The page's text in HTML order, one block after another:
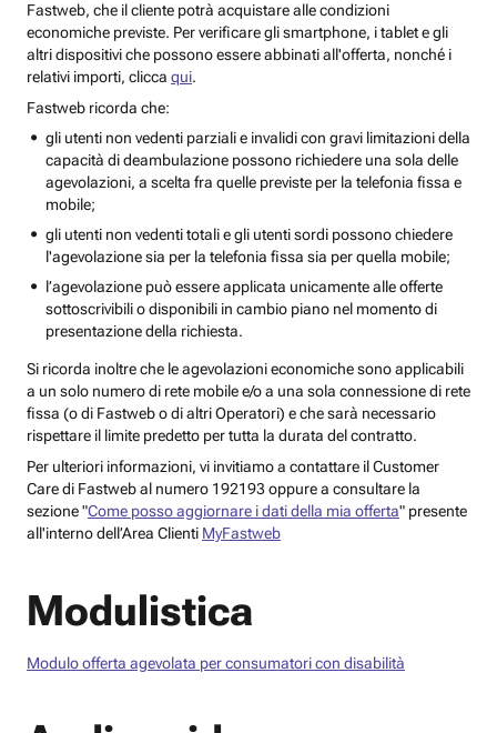
Fastweb, che il cliente potrà acquistare alle condizioni
economiche previste. Per verificare gli smartphone, i tablet e gli
altri dispositivi che possono essere abbinati all'offerta, nonché i
relativi importi, clicca qui.
Fastweb ricorda che:
gli utenti non vedenti parziali e invalidi con gravi limitazioni della
capacità di deambulazione possono richiedere una sola delle
agevolazioni, a scelta fra quelle previste per la telefonia fissa e
mobile;
gli utenti non vedenti totali e gli utenti sordi possono chiedere
l'agevolazione sia per la telefonia fissa sia per quella mobile;
l’agevolazione può essere applicata unicamente alle offerte
sottoscrivibili o disponibili in cambio piano nel momento di
presentazione della richiesta.
Si ricorda inoltre che le agevolazioni economiche sono applicabili
a un solo numero di rete mobile e/o a una sola connessione di rete
fissa (o di Fastweb o di altri Operatori) e che sarà necessario
rispettare il limite predetto per tutta la durata del contratto.
Per ulteriori informazioni, vi invitiamo a contattare il Customer
Care di Fastweb al numero 192193 oppure a consultare la
sezione "Come posso aggiornare i dati della mia offerta" presente
all'interno dell’Area Clienti MyFastweb
Modulistica
Modulo offerta agevolata per consumatori con disabilità